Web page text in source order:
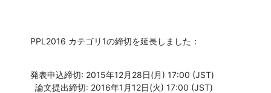
PPL2016 カテゴリ1の締切を延長しました：
発表申込締切: 2015年12月28日(月) 17:00 (JST)
  論文提出締切: 2016年1月12日(火) 17:00 (JST)